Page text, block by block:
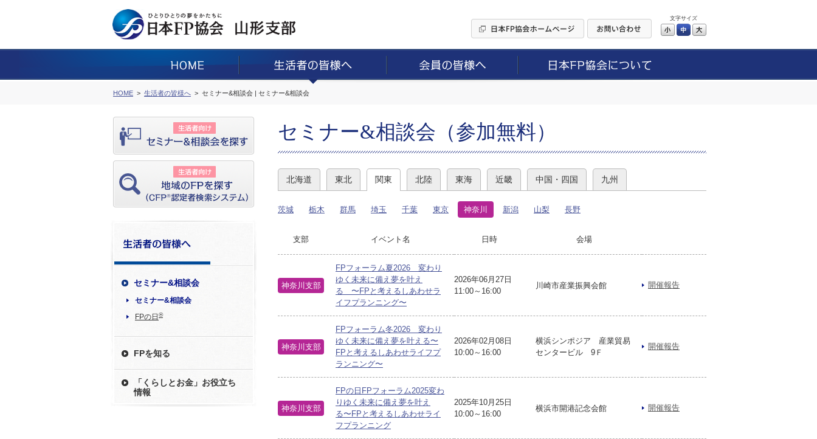
文字サイズ
小 中
HOME 生活者の皆様へ セミナー&相談会 | セミナー&相談会
セミナー&相談会
セミナー&相談会
FPの日 ®
FPを知る
「くらしとお金」お役立ち
情報
セミナー&相談会（参加無料）
北海道 東北 関東 北陸 東海 近畿 中国・四国 九州
茨城 栃木 群馬 埼玉 千葉 東京 神奈川 新潟 山梨 長野
支部 イベント名 日時 会場
神奈川支部
FPフォーラム夏2026 変わり
ゆく未来に備え夢を叶え
る 〜FPと考えるしあわせラ
イフプランニング〜
2026年06月27日
11:00～16:00
川崎市産業振興会館 開催報告
神奈川支部
FPフォーラム冬2026 変わり
ゆく未来に備え夢を叶える〜
FPと考えるしあわせライフプ
ランニング〜
2026年02月08日
10:00～16:00
横浜シンポジア 産業貿易
センタービル 9Ｆ
開催報告
神奈川支部
FPの日FPフォーラム2025変わ
りゆく未来に備え夢を叶え
る〜FPと考えるしあわせライ
フプランニング
2025年10月25日
10:00～16:00
横浜市開港記念会館 開催報告